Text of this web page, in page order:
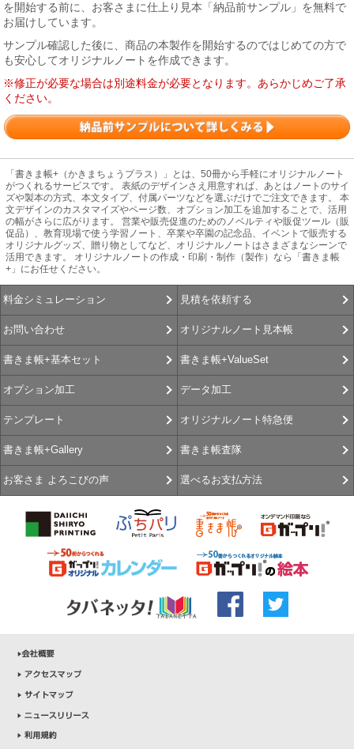
を開始する前に、お客さまに仕上り見本「納品前サンプル」を無料で
お届けしています。
サンプル確認した後に、商品の本製作を開始するのではじめての方で
も安心してオリジナルノートを作成できます。
※修正が必要な場合は別途料金が必要となります。あらかじめご了承
ください。
「書きま帳+（かきまちょうプラス）」とは、50冊から手軽にオリジナルノート
がつくれるサービスです。 表紙のデザインさえ用意すれば、あとはノートのサイ
ズや製本の方式、本文タイプ、付属パーツなどを選ぶだけでご注文できます。 本
文デザインのカスタマイズやページ数、オプション加工を追加することで、活用
の幅がさらに広がります。 営業や販売促進のためのノベルティや販促ツール（販
促品）、教育現場で使う学習ノート、卒業や卒園の記念品、イベントで販売する
オリジナルグッズ、贈り物としてなど、オリジナルノートはさまざまなシーンで
活用できます。 オリジナルノートの作成・印刷・制作（製作）なら「書きま帳
+」にお任せください。
料金シミュレーション 見積を依頼する
お問い合わせ オリジナルノート見本帳
書きま帳+基本セット 書きま帳+ValueSet
オプション加工 データ加工
テンプレート オリジナルノート特急便
書きま帳+Gallery 書きま帳査隊
お客さま よろこびの声 選べるお支払方法